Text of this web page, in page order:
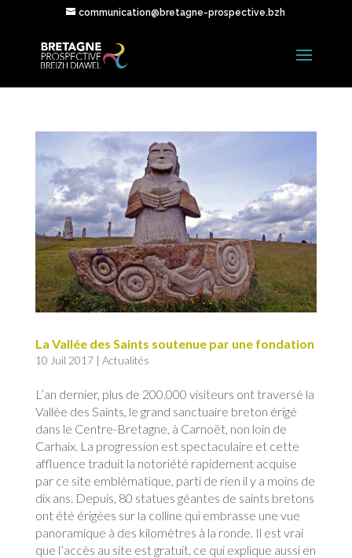
communication@bretagne-prospective.bzh
La Vallée des Saints soutenue par une fondation
10 Juil 2017| Actualités
L’an dernier, plus de 200.000 visiteurs ont traversé la
Vallée des Saints, le grand sanctuaire breton érigé
dans le Centre-Bretagne, à Carnoët, non loin de
Carhaix. La progression est spectaculaire et cette
affluence traduit la notoriété rapidement acquise
par ce site emblématique, parti de rien il y a moins de
dix ans. Depuis, 80 statues géantes de saints bretons
ont été érigées sur la colline qui embrasse une vue
panoramique à des kilomètres à la ronde. Il est vrai
que l’accès au site est gratuit, ce qui explique aussi en